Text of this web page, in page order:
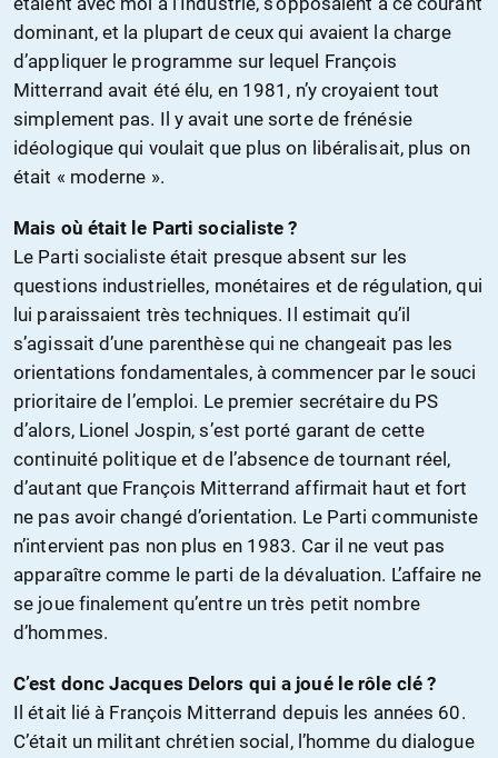
dominant, et la plupart de ceux qui avaient la charge
d’appliquer le programme sur lequel François
Mitterrand avait été élu, en 1981, n’y croyaient tout
simplement pas. Il y avait une sorte de frénésie
idéologique qui voulait que plus on libéralisait, plus on
était « moderne ».
Mais où était le Parti socialiste ?
Le Parti socialiste était presque absent sur les
questions industrielles, monétaires et de régulation, qui
lui paraissaient très techniques. Il estimait qu’il
s’agissait d’une parenthèse qui ne changeait pas les
orientations fondamentales, à commencer par le souci
prioritaire de l’emploi. Le premier secrétaire du PS
d’alors, Lionel Jospin, s’est porté garant de cette
continuité politique et de l’absence de tournant réel,
d’autant que François Mitterrand affirmait haut et fort
ne pas avoir changé d’orientation. Le Parti communiste
n’intervient pas non plus en 1983. Car il ne veut pas
apparaître comme le parti de la dévaluation. L’affaire ne
se joue finalement qu’entre un très petit nombre
d’hommes.
C’est donc Jacques Delors qui a joué le rôle clé ?
Il était lié à François Mitterrand depuis les années 60.
C’était un militant chrétien social, l’homme du dialogue